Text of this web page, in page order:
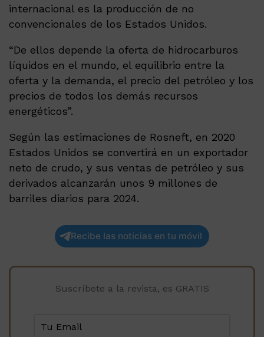
internacional es la producción de no
convencionales de los Estados Unidos.
“De ellos depende la oferta de hidrocarburos
líquidos en el mundo, el equilibrio entre la
oferta y la demanda, el precio del petróleo y los
precios de todos los demás recursos
energéticos”.
Según las estimaciones de Rosneft, en 2020
Estados Unidos se convertirá en un exportador
neto de crudo, y sus ventas de petróleo y sus
derivados alcanzarán unos 9 millones de
barriles diarios para 2024.
Recibe las noticias en tu móvil
Suscríbete a la revista, es GRATIS